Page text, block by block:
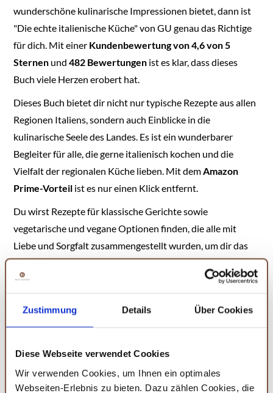
Zustimmung Details Über Cookies
Diese Webseite verwendet Cookies
Wir verwenden Cookies, um Ihnen ein optimales
Webseiten-Erlebnis zu bieten. Dazu zählen Cookies, die
wunderschöne kulinarische Impressionen bietet, dann ist
"Die echte italienische Küche" von GU genau das Richtige
für dich. Mit einer Kundenbewertung von 4,6 von 5
Sternen und482 Bewertungen ist es klar, dass dieses
Buch viele Herzen erobert hat.
Dieses Buch bietet dir nicht nur typische Rezepte aus allen
Regionen Italiens, sondern auch Einblicke in die
kulinarische Seele des Landes. Es ist ein wunderbarer
Begleiter für alle, die gerne italienisch kochen und die
Vielfalt der regionalen Küche lieben. Mit dem Amazon
Prime-Vorteil ist es nur einen Klick entfernt.
Du wirst Rezepte für klassische Gerichte sowie
vegetarische und vegane Optionen finden, die alle mit
Liebe und Sorgfalt zusammengestellt wurden, um dir das
beste aus der italienischen Länderküche zu bieten.
Küche: Typische
Rezepte und
kulinarische